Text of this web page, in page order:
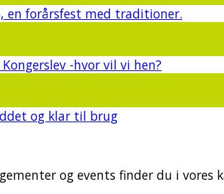
en forårsfest med traditioner.
-hvor vil vi hen?
og klar til brug
og events finder du i vores